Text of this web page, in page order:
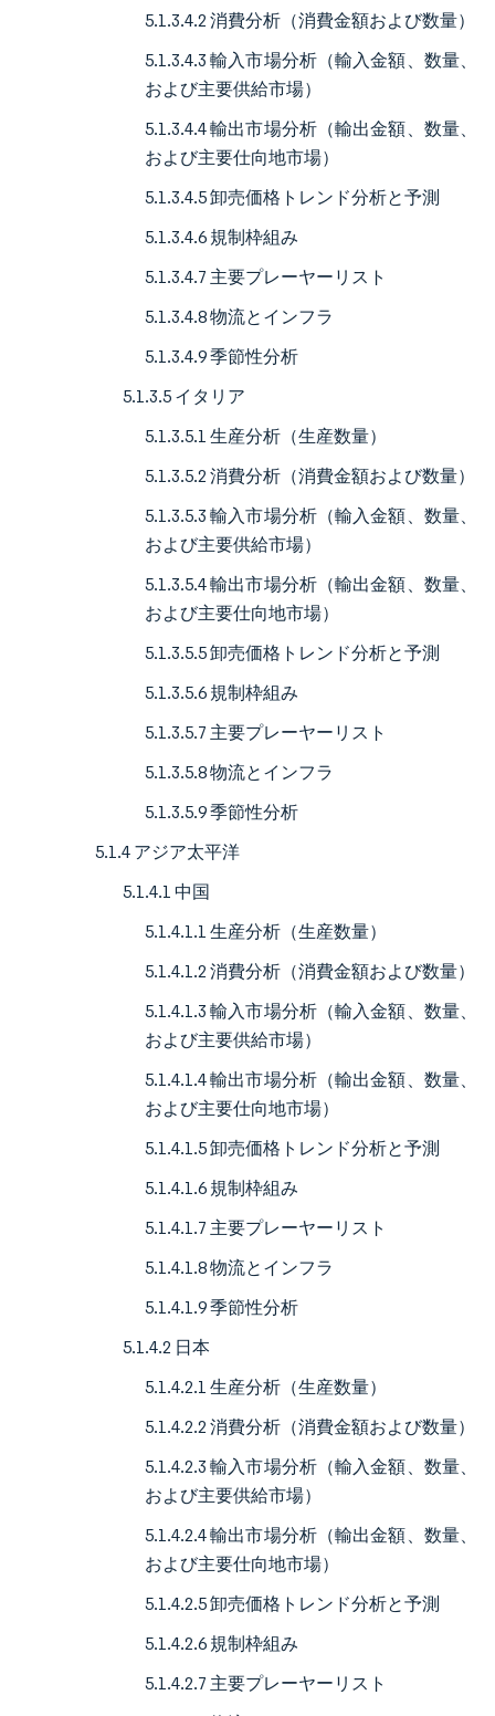
5.1.3.4.2 消費分析（消費金額および数量）
5.1.3.4.3 輸入市場分析（輸入金額、数量、
および主要供給市場）
5.1.3.4.4 輸出市場分析（輸出金額、数量、
および主要仕向地市場）
5.1.3.4.5 卸売価格トレンド分析と予測
5.1.3.4.6 規制枠組み
5.1.3.4.7 主要プレーヤーリスト
5.1.3.4.8 物流とインフラ
5.1.3.4.9 季節性分析
5.1.3.5 イタリア
5.1.3.5.1 生産分析（生産数量）
5.1.3.5.2 消費分析（消費金額および数量）
5.1.3.5.3 輸入市場分析（輸入金額、数量、
および主要供給市場）
5.1.3.5.4 輸出市場分析（輸出金額、数量、
および主要仕向地市場）
5.1.3.5.5 卸売価格トレンド分析と予測
5.1.3.5.6 規制枠組み
5.1.3.5.7 主要プレーヤーリスト
5.1.3.5.8 物流とインフラ
5.1.3.5.9 季節性分析
5.1.4 アジア太平洋
5.1.4.1 中国
5.1.4.1.1 生産分析（生産数量）
5.1.4.1.2 消費分析（消費金額および数量）
5.1.4.1.3 輸入市場分析（輸入金額、数量、
および主要供給市場）
5.1.4.1.4 輸出市場分析（輸出金額、数量、
および主要仕向地市場）
5.1.4.1.5 卸売価格トレンド分析と予測
5.1.4.1.6 規制枠組み
5.1.4.1.7 主要プレーヤーリスト
5.1.4.1.8 物流とインフラ
5.1.4.1.9 季節性分析
5.1.4.2 日本
5.1.4.2.1 生産分析（生産数量）
5.1.4.2.2 消費分析（消費金額および数量）
5.1.4.2.3 輸入市場分析（輸入金額、数量、
および主要供給市場）
5.1.4.2.4 輸出市場分析（輸出金額、数量、
および主要仕向地市場）
5.1.4.2.5 卸売価格トレンド分析と予測
5.1.4.2.6 規制枠組み
5.1.4.2.7 主要プレーヤーリスト